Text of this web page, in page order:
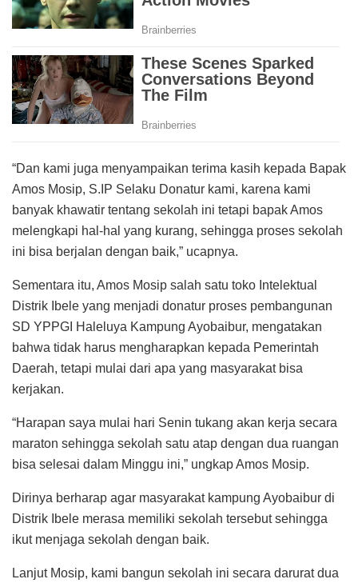
“Dan kami juga menyampaikan terima kasih kepada Bapak
Amos Mosip, S.IP Selaku Donatur kami, karena kami
banyak khawatir tentang sekolah ini tetapi bapak Amos
melengkapi hal-hal yang kurang, sehingga proses sekolah
ini bisa berjalan dengan baik,” ucapnya.
Sementara itu, Amos Mosip salah satu toko Intelektual
Distrik Ibele yang menjadi donatur proses pembangunan
SD YPPGI Haleluya Kampung Ayobaibur, mengatakan
bahwa tidak harus mengharapkan kepada Pemerintah
Daerah, tetapi mulai dari apa yang masyarakat bisa
kerjakan.
“Harapan saya mulai hari Senin tukang akan kerja secara
maraton sehingga sekolah satu atap dengan dua ruangan
bisa selesai dalam Minggu ini,” ungkap Amos Mosip.
Dirinya berharap agar masyarakat kampung Ayobaibur di
Distrik Ibele merasa memiliki sekolah tersebut sehingga
ikut menjaga sekolah dengan baik.
Lanjut Mosip, kami bangun sekolah ini secara darurat dua